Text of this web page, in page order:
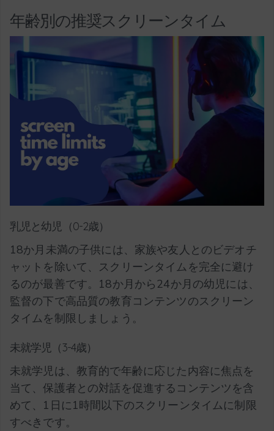
年齢別の推奨スクリーンタイム
乳児と幼児（0-2歳）
18か月未満の子供には、家族や友人とのビデオチ
ャットを除いて、スクリーンタイムを完全に避け
るのが最善です。18か月から24か月の幼児には、
監督の下で高品質の教育コンテンツのスクリーン
タイムを制限しましょう。
未就学児（3-4歳）
未就学児は、教育的で年齢に応じた内容に焦点を
当て、保護者との対話を促進するコンテンツを含
めて、1日に1時間以下のスクリーンタイムに制限
すべきです。